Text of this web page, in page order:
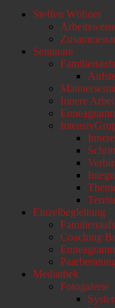
oben
Steffen Wöhner
Seminare
Innere
Einzelbegleitung
Coaching
Mediathek
Fotogalerie